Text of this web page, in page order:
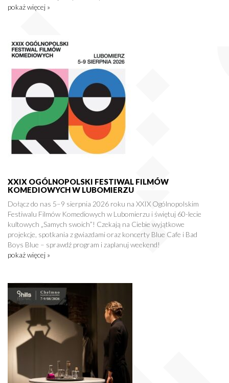
pokaż więcej »
XXIX OGÓLNOPOLSKI FESTIWAL FILMÓW
KOMEDIOWYCH W LUBOMIERZU
Dołącz do nas 5–9 sierpnia 2026 roku na XXIX Ogólnopolskim
Festiwalu Filmów Komediowych w Lubomierzu i świętuj 60-lecie
kultowych „Samych swoich”! Czekają na Ciebie wyjątkowe
projekcje, spotkania z gwiazdami oraz koncerty Blue Cafe i Bad
Boys Blue – sprawdź program i zaplanuj weekend!
pokaż więcej »